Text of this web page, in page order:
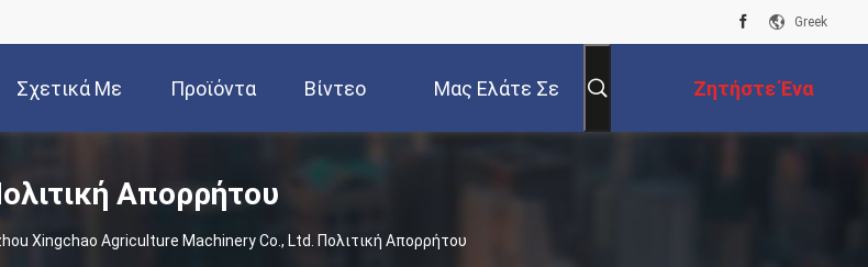
Greek
Σχετικά Με
Εμάς
Προϊόντα Βίντεο Μας Ελάτε Σε Ζητήστε Ένα
Απόσπασμα
Απορρήτου
Xingchao Agriculture Machinery Co., Ltd. Πολιτική Απορρήτου